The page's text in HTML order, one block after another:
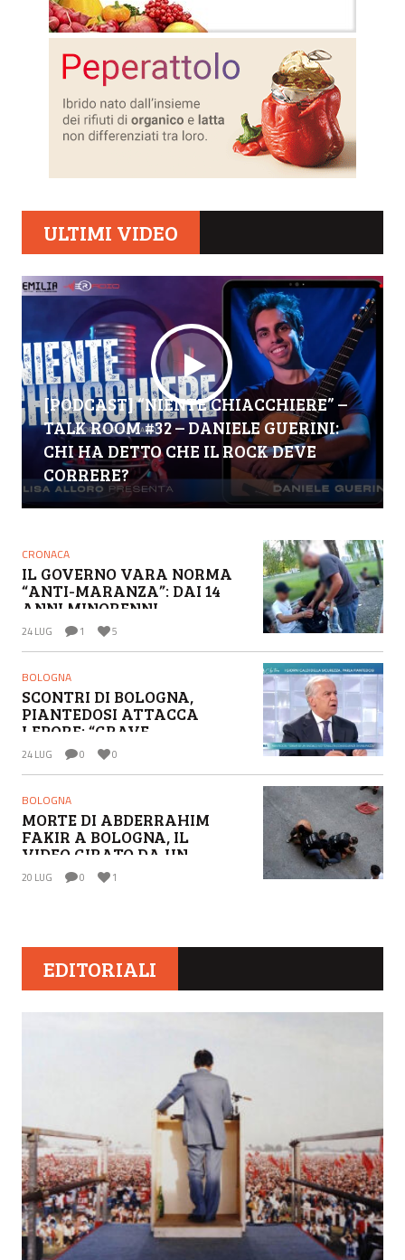
ULTIMI VIDEO
[PODCAST] “NIENTE CHIACCHIERE” –
TALK ROOM #32 – DANIELE GUERINI:
CHI HA DETTO CHE IL ROCK DEVE
CORRERE?
CRONACA
IL GOVERNO VARA NORMA
“ANTI-MARANZA”: DAI 14
ANNI MINORENNI
IMPUTABILI “FINO A PROVA
24 LUG 1 5
BOLOGNA
SCONTRI DI BOLOGNA,
PIANTEDOSI ATTACCA
LEPORE: “GRAVE
SOTTOVALUTAZIONE DEI
24 LUG 0 0
BOLOGNA
MORTE DI ABDERRAHIM
FAKIR A BOLOGNA, IL
VIDEO GIRATO DA UN
EDITORIALI